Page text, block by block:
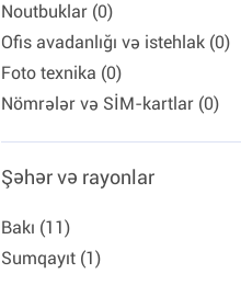
Noutbuklar (0)
Ofis avadanlığı və istehlak (0)
Foto texnika (0)
Nömrələr və SİM-kartlar (0)
Şəhər və rayonlar
Bakı (11)
Sumqayıt (1)